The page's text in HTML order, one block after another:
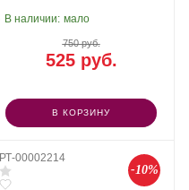
525 руб.
750 руб.
В наличии: мало
В КОРЗИНУ
РТ-00002214
-10%